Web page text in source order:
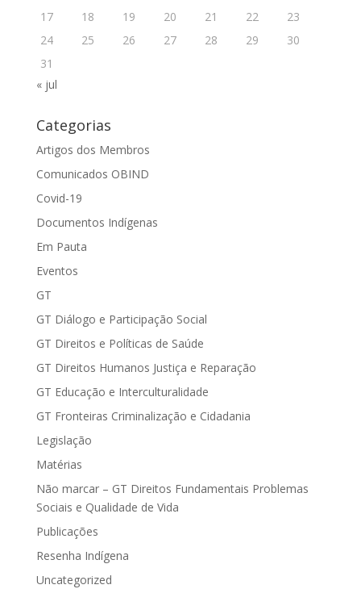
17
18 19 20 21 22
23
24
25 26 27 28 29
30
31
« jul
Categorias
Artigos dos Membros
Comunicados OBIND
Covid-19
Documentos Indígenas
Em Pauta
Eventos
GT
GT Diálogo e Participação Social
GT Direitos e Políticas de Saúde
GT Direitos Humanos Justiça e Reparação
GT Educação e Interculturalidade
GT Fronteiras Criminalização e Cidadania
Legislação
Matérias
Não marcar – GT Direitos Fundamentais Problemas
Sociais e Qualidade de Vida
Publicações
Resenha Indígena
Uncategorized